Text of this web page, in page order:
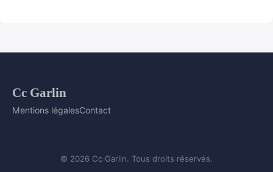
Cc Garlin
Mentions légalesContact
© 2026 Cc Garlin. Tous droits réservés.